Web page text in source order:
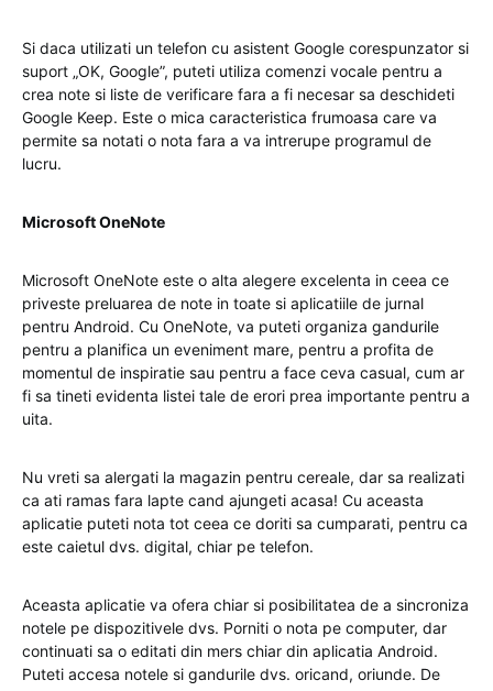
Si daca utilizati un telefon cu asistent Google corespunzator si
suport „OK, Google”, puteti utiliza comenzi vocale pentru a
crea note si liste de verificare fara a fi necesar sa deschideti
Google Keep. Este o mica caracteristica frumoasa care va
permite sa notati o nota fara a va intrerupe programul de
lucru.
Microsoft OneNote
Microsoft OneNote este o alta alegere excelenta in ceea ce
priveste preluarea de note in toate si aplicatiile de jurnal
pentru Android. Cu OneNote, va puteti organiza gandurile
pentru a planifica un eveniment mare, pentru a profita de
momentul de inspiratie sau pentru a face ceva casual, cum ar
fi sa tineti evidenta listei tale de erori prea importante pentru a
uita.
Nu vreti sa alergati la magazin pentru cereale, dar sa realizati
ca ati ramas fara lapte cand ajungeti acasa! Cu aceasta
aplicatie puteti nota tot ceea ce doriti sa cumparati, pentru ca
este caietul dvs. digital, chiar pe telefon.
Aceasta aplicatie va ofera chiar si posibilitatea de a sincroniza
notele pe dispozitivele dvs. Porniti o nota pe computer, dar
continuati sa o editati din mers chiar din aplicatia Android.
Puteti accesa notele si gandurile dvs. oricand, oriunde. De